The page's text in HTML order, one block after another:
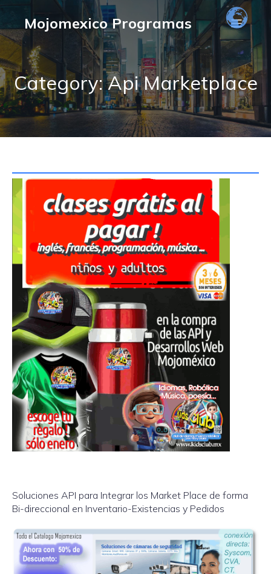
Mojomexico Programas
Category: Api Marketplace
Soluciones API para Integrar los Market Place de forma
Bi-direccional en Inventario-Existencias y Pedidos